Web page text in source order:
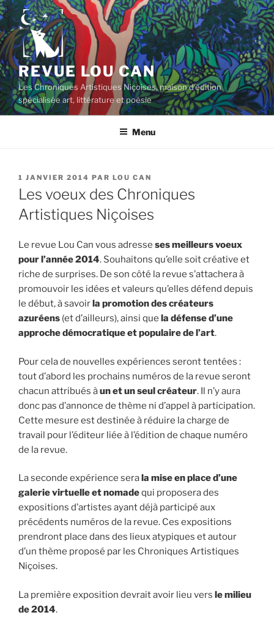
Aller
au
contenu
principal
REVUE LOU CAN
Les Chroniques Artistiques Niçoises, maison d'édition
spécialisée art, littérature et poésie
Menu
PUBLIÉ
LE
1 JANVIER 2014 PAR LOU CAN
Les voeux des Chroniques
Artistiques Niçoises
Le revue Lou Can vous adresse ses meilleurs voeux
pour l’année 2014. Souhaitons qu’elle soit créative et
riche de surprises. De son côté la revue s’attachera à
promouvoir les idées et valeurs qu’elles défend depuis
le début, à savoirla promotion des créateurs
azuréens (et d’ailleurs), ainsi que la défense d’une
approche démocratique et populaire de l’art.
Pour cela de nouvelles expériences seront tentées :
tout d’abord les prochains numéros de la revue seront
chacun attribués àun et un seul créateur. Il n’y aura
donc pas d’annonce de thème ni d’appel à participation.
Cette mesure est destinée à réduire la charge de
travail pour l’éditeur liée à l’édition de chaque numéro
de la revue.
La seconde expérience serala mise en place d’une
galerie virtuelle et nomadequi proposera des
expositions d’artistes ayant déjà participé aux
précédents numéros de la revue. Ces expositions
prendront place dans des lieux atypiques et autour
d’un thème proposé par les Chroniques Artistiques
Niçoises.
La première exposition devrait avoir lieu vers le milieu
de 2014.